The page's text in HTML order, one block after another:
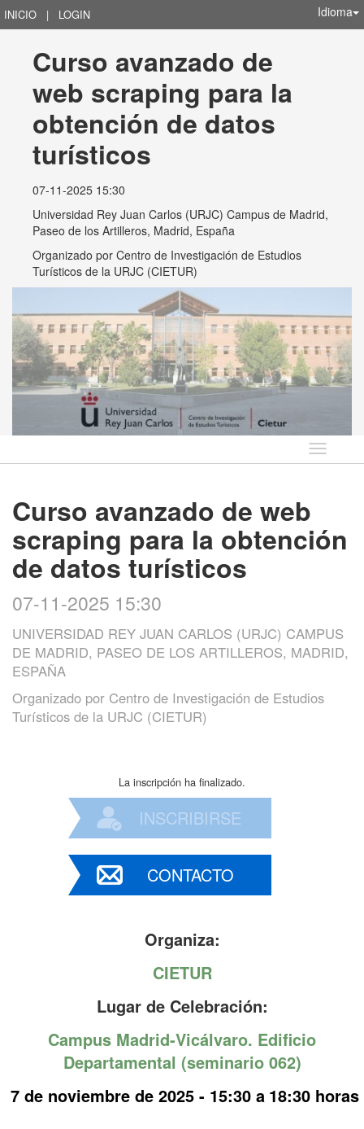
INICIO | LOGIN Idioma
Curso avanzado de
web scraping para la
obtención de datos
turísticos
07-11-2025 15:30
Universidad Rey Juan Carlos (URJC) Campus de Madrid,
Paseo de los Artilleros, Madrid, España
Organizado por Centro de Investigación de Estudios
Turísticos de la URJC (CIETUR)
Idioma
Curso avanzado de web
scraping para la obtención
de datos turísticos
07-11-2025 15:30
UNIVERSIDAD REY JUAN CARLOS (URJC) CAMPUS
DE MADRID, PASEO DE LOS ARTILLEROS, MADRID,
ESPAÑA
Organizado por Centro de Investigación de Estudios
Turísticos de la URJC (CIETUR)
La inscripción ha finalizado.
INSCRIBIRSE
CONTACTO
Organiza:
CIETUR
Lugar de Celebración:
Campus Madrid-Vicálvaro. Edificio
Departamental (seminario 062)
7 de noviembre de 2025 - 15:30 a 18:30 horas